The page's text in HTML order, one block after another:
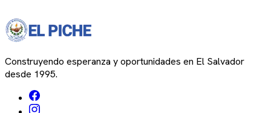
Construyendo esperanza y oportunidades en El Salvador
desde 1995.